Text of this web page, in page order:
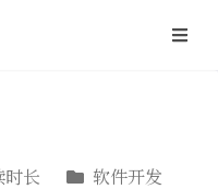
时长
软件开发